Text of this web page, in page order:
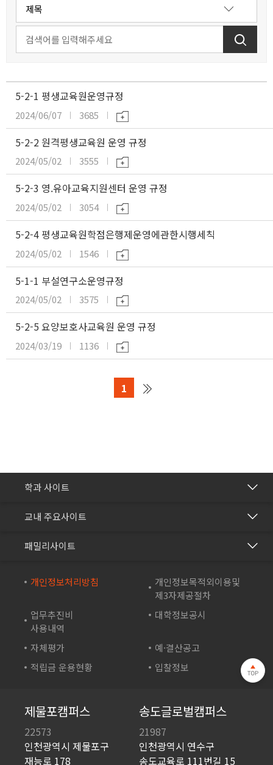
중장기발전계획
5-2-1 평생교육원운영규정
2024/06/07 3685
5-2-2 원격평생교육원 운영 규정
2024/05/02 3555
5-2-3 영.유아교육지원센터 운영 규정
2024/05/02 3054
5-2-4 평생교육원학점은행제운영에관한시행세칙
2024/05/02 1546
5-1-1 부설연구소운영규정
2024/05/02 3575
5-2-5 요양보호사교육원 운영 규정
2024/03/19 1136
1
개인정보처리방침
개인정보목적외이용및
제3자제공절차
업무추진비
사용내역
대학정보공시
자체평가
예·결산공고
적립금 운용현황
입찰정보
학과 사이트
바이오생명과
화장품학과
컴퓨터시스템과
드론영상과
바이오테크과
게임아트디자인과
인테리어디자인과
시각디자인과
실용음악과
교내 주요사이트
국제교류협력센터
산학협력단
성인학습지원센터
기숙사
평생직업교육포털
학생상담센터
패밀리사이트
재능교육연수원
재능TV
JEI 잉글리쉬 TV
재능인쇄
JEI플라츠
재능문화
산청율수원
제물포캠퍼스
22573
인천광역시 제물포구
재능로 178
송도글로벌캠퍼스
21987
인천광역시 연수구
송도교육로 111번길 15